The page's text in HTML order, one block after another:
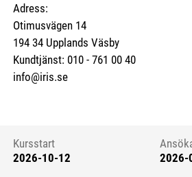
Adress:
Otimusvägen 14
194 34 Upplands Väsby
Kundtjänst: 010 - 761 00 40
info@iris.se
Kursstart 6176225
Kursstart
2026-10-12
2026-